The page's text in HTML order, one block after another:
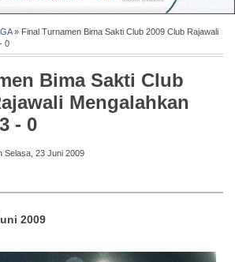
» Final Turnamen Bima Sakti Club 2009 Club Rajawali
0
Bima Sakti Club
Mengalahkan
- 0
Selasa, 23 Juni 2009
2009